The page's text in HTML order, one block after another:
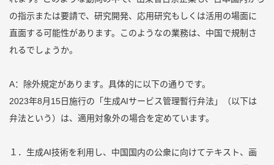
の指示または要請で、研究開発、応用研究もしくは活用の場面に
直面する可能性があります。このようなの業務は、中国で規制さ
れるでしょうか。
A：除外規定があります。具体的に以下の通りです。
2023年8月15日施行の「生成AIサービス管理暫行弁法」（以下は
弁法という）は、適用対象外の場合を定めています。
１．生成AI技術を利用し、中国国内の公衆に向けてテキスト、画